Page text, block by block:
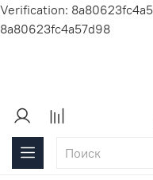
Verification:
8a80623fc4a57d98